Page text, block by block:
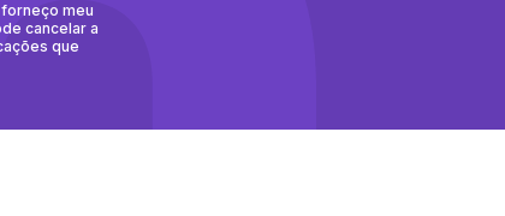
meu
cancelar a
que